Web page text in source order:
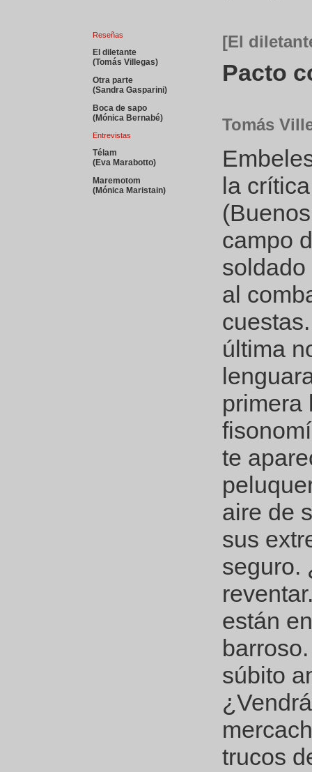
Reseñas
El diletante
(Tomás Villegas)
Otra parte
(Sandra Gasparini)
Boca de sapo
(Mónica Bernabé)
Entrevistas
Télam
(Eva Marabotto)
Maremotom
(Mónica Maristain)
[El
Pacto
Tomás
la
campo
al
última
primera
te
aire de
sus
seguro.
están
súbito
trucos